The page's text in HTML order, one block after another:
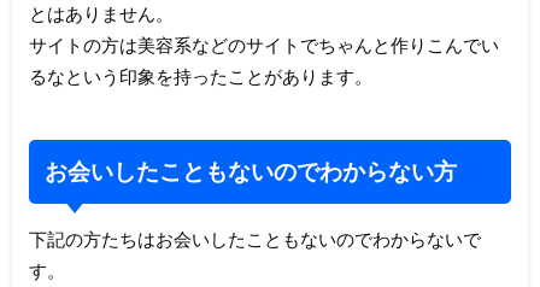
とはありません。
サイトの方は美容系などのサイトでちゃんと作りこんでい
るなという印象を持ったことがあります。
お会いしたこともないのでわからない方
下記の方たちはお会いしたこともないのでわからないで
す。